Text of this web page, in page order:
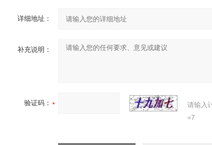
详细地址：
补充说明：
验证码：
请输入
=7